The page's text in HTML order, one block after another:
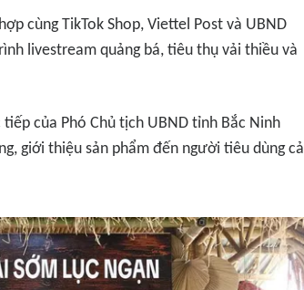
cùng TikTok Shop, Viettel Post và UBND
livestream quảng bá, tiêu thụ vải thiều và
của Phó Chủ tịch UBND tỉnh Bắc Ninh
giới thiệu sản phẩm đến người tiêu dùng cả